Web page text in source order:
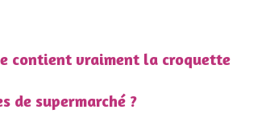
contient vraiment la croquette
de supermarché ?